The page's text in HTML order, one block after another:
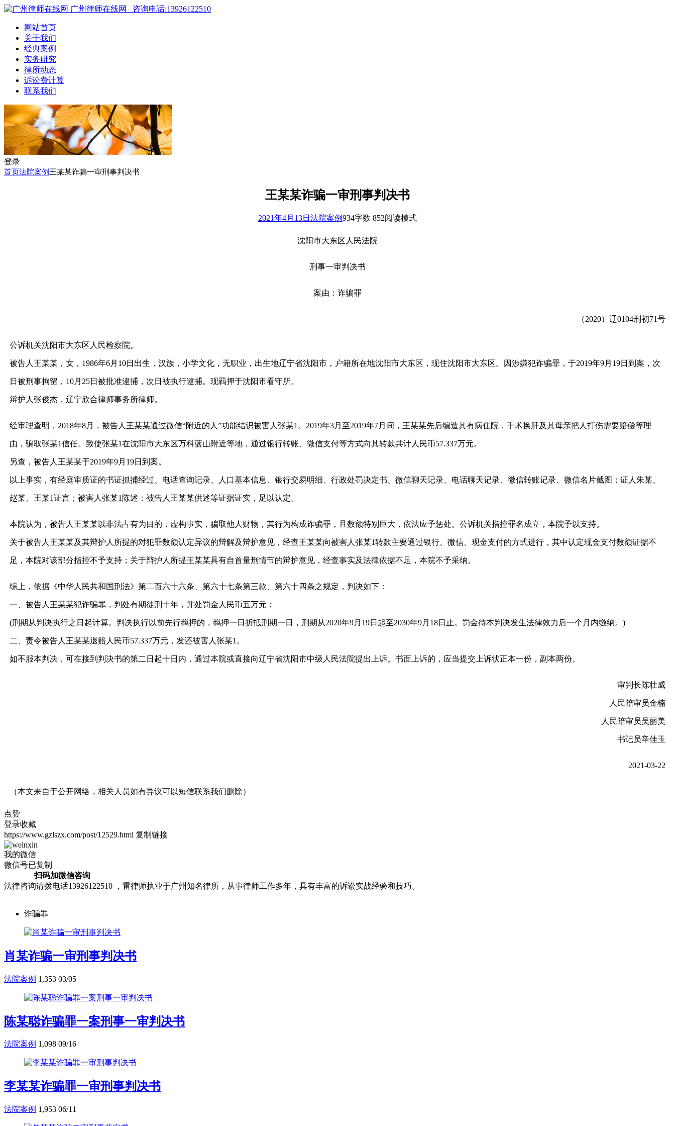
广州律师在线网 咨询电话:13926122510
网站首页
关于我们
经典案例
实务研究
律所动态
诉讼费计算
联系我们
登录
首页法院案例 王某某诈骗一审刑事判决书
王某某诈骗一审刑事判决书
2021年4月13日 法院案例934字数 852阅读模式
沈阳市大东区人民法院
刑事一审判决书
案由：诈骗罪
（2020）辽0104刑初71号
公诉机关沈阳市大东区人民检察院。
被告人王某某，女，1986年6月10日出生，汉族，小学文化，无职业，出生地辽宁省沈阳市，户籍所在地沈阳市大东区，现住沈阳市大东区。因涉嫌犯诈骗罪，于2019年9月19日到案，次
日被刑事拘留，10月25日被批准逮捕，次日被执行逮捕。现羁押于沈阳市看守所。
辩护人张俊杰，辽宁欣合律师事务所律师。
经审理查明，2018年8月，被告人王某某通过微信“附近的人”功能结识被害人张某1。2019年3月至2019年7月间，王某某先后编造其有病住院，手术换肝及其母亲把人打伤需要赔偿等理
由，骗取张某1信任。致使张某1在沈阳市大东区万科蓝山附近等地，通过银行转账、微信支付等方式向其转款共计人民币57.337万元。
另查，被告人王某某于2019年9月19日到案。
以上事实，有经庭审质证的书证抓捕经过、电话查询记录、人口基本信息、银行交易明细、行政处罚决定书、微信聊天记录、电话聊天记录、微信转账记录、微信名片截图；证人朱某、
赵某、王某1证言；被害人张某1陈述；被告人王某某供述等证据证实，足以认定。
本院认为，被告人王某某以非法占有为目的，虚构事实，骗取他人财物，其行为构成诈骗罪，且数额特别巨大，依法应予惩处。公诉机关指控罪名成立，本院予以支持。
关于被告人王某某及其辩护人所提的对犯罪数额认定异议的辩解及辩护意见，经查王某某向被害人张某1转款主要通过银行、微信、现金支付的方式进行，其中认定现金支付数额证据不
足，本院对该部分指控不予支持；关于辩护人所提王某某具有自首量刑情节的辩护意见，经查事实及法律依据不足，本院不予采纳。
综上，依据《中华人民共和国刑法》第二百六十六条、第六十七条第三款、第六十四条之规定，判决如下：
一、被告人王某某犯诈骗罪，判处有期徒刑十年，并处罚金人民币五万元；
(刑期从判决执行之日起计算。判决执行以前先行羁押的，羁押一日折抵刑期一日，刑期从2020年9月19日起至2030年9月18日止。罚金待本判决发生法律效力后一个月内缴纳。)
二、责令被告人王某某退赔人民币57.337万元，发还被害人张某1。
如不服本判决，可在接到判决书的第二日起十日内，通过本院或直接向辽宁省沈阳市中级人民法院提出上诉。书面上诉的，应当提交上诉状正本一份，副本两份。
审判长陈壮威
人民陪审员金楠
人民陪审员吴丽美
书记员辛佳玉
2021-03-22
（本文来自于公开网络，相关人员如有异议可以短信联系我们删除）
点赞
登录收藏
https://www.gzlszx.com/post/12529.html 复制链接
我的微信
微信号已复制
扫码加微信咨询
法律咨询请拨电话13926122510 ，雷律师执业于广州知名律所，从事律师工作多年，具有丰富的诉讼实战经验和技巧。
诈骗罪
肖某诈骗一审刑事判决书
法院案例 1,353 03/05
陈某聪诈骗罪一案刑事一审判决书
法院案例 1,098 09/16
李某某诈骗罪一审刑事判决书
法院案例 1,953 06/11